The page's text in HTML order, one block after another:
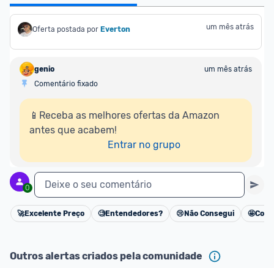
Oferta postada por Everton um mês atrás
genio
um mês atrás
Comentário fixado
📱Receba as melhores ofertas da Amazon
antes que acabem!
Entrar no grupo
0 Deixe o seu comentário
Cancelar
🚀Excelente Preço 🧐Entendedores? 😢 Não Consegui 🤩
Outros alertas criados pela comunidade